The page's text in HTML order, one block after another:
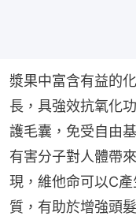
漿果中富含有益的
長，具強效抗氧化
護毛囊，免受自由
有害分子對人體帶
現，維他命可以C
質，有助於增強頭